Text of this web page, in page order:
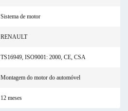
Sistema de motor
RENAULT
TS16949, ISO9001: 2000, CE, CSA
Montagem do motor do automóvel
12 meses